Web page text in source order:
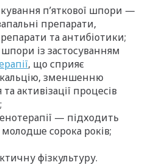
п’яткової шпори —
препарати,
та антибіотики;
шпори із застосуванням
, що сприяє
зменшенню
активізації процесів
— підходить
сорока років;
фізкультуру.